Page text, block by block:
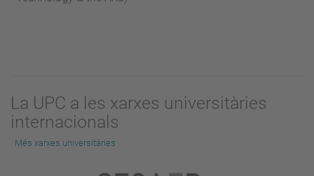
La UPC a les xarxes universitàries
internacionals
Més xarxes universitàries